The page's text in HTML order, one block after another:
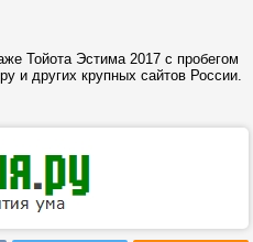
Тойота Эстима 2017 с пробегом
и других крупных сайтов России.